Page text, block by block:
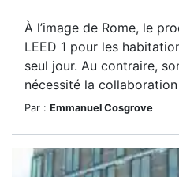
À l’image de Rome, le
LEED 1 pour les
seul jour. Au contraire,
nécessité la
Par : Emmanuel Cosgrove